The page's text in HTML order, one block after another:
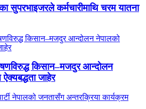
सुपरभाइजरले कर्मचारीमाथि चरम यातना
किसान–मजदुर आन्दोलन
जाहेर